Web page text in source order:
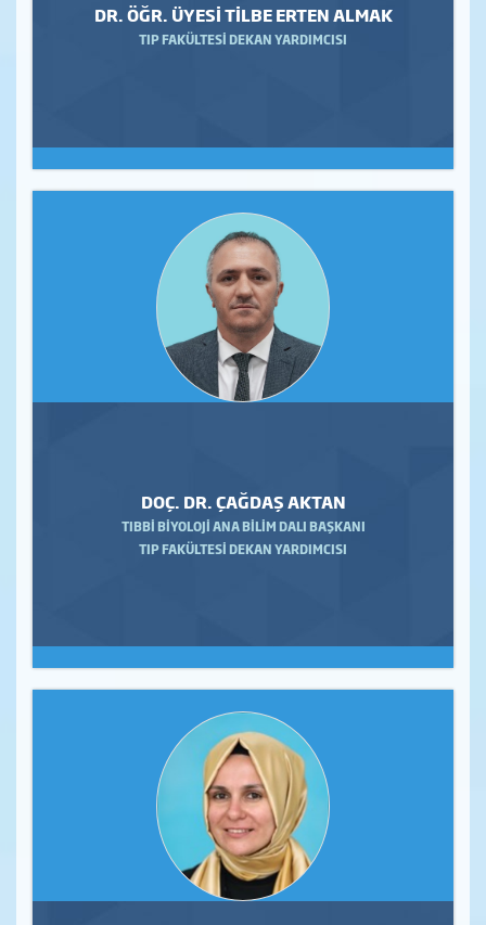
DR. ÖĞR. ÜYESİ TİLBE ERTEN ALMAK
TIP FAKÜLTESİ DEKAN YARDIMCISI
DOÇ. DR. ÇAĞDAŞ AKTAN
TIBBİ BİYOLOJİ ANA BİLİM DALI BAŞKANI
TIP FAKÜLTESİ DEKAN YARDIMCISI